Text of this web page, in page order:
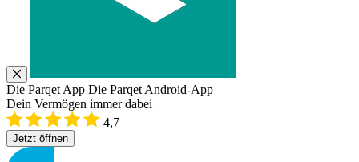
Die Parqet App Die Parqet Android-App
Dein Vermögen immer dabei
4,7
Jetzt öffnen